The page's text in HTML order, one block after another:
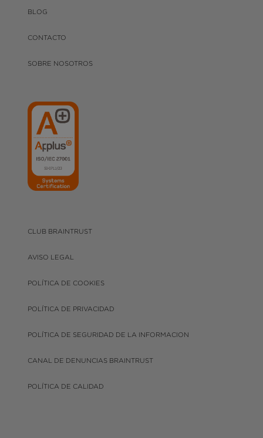
BLOG
CONTACTO
SOBRE NOSOTROS
CLUB BRAINTRUST
AVISO LEGAL
POLÍTICA DE COOKIES
POLÍTICA DE PRIVACIDAD
POLÍTICA DE SEGURIDAD DE LA INFORMACION
CANAL DE DENUNCIAS BRAINTRUST
POLÍTICA DE CALIDAD